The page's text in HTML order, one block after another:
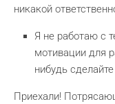
никакой
Я не работаю с
мотивации для
нибудь
Приехали!